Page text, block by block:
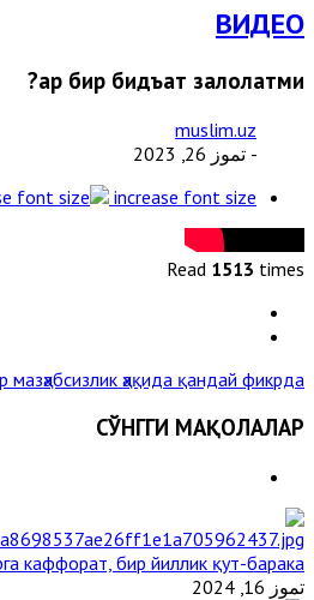
ВИДЕО
Ҳар бир бидъат залолатми?
muslim.uz
- تموز 26, 2023
increase font size
Read 1513 times
ҳақида қандай фикрда? »
СЎНГГИ МАҚОЛАЛАР
каффорат, бир йиллик қут-барака
تموز 16, 2024